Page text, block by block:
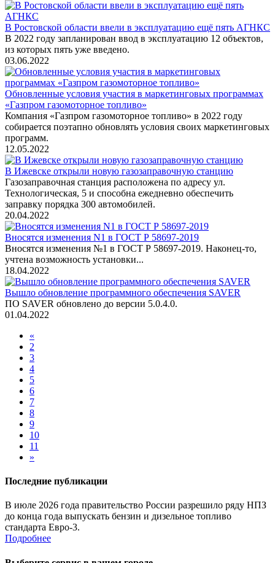
В Ростовской области ввели в эксплуатацию ещё пять АГНКС
В 2022 году запланирован ввод в эксплуатацию 12 объектов,
из которых пять уже введено.
03.06.2022
Обновленные условия участия в маркетинговых программах
«Газпром газомоторное топливо»
Компания «Газпром газомоторное топливо» в 2022 году
собирается поэтапно обновлять условия своих маркетинговых
программ.
12.05.2022
В Ижевске открыли новую газозаправочную станцию
Газозаправочная станция расположена по адресу ул.
Технологическая, 5 и способна ежедневно обеспечить
заправку порядка 300 автомобилей.
20.04.2022
Вносятся изменения N1 в ГОСТ Р 58697-2019
Вносятся изменения №1 в ГОСТ Р 58697-2019. Наконец-то,
учтена возможность установки...
18.04.2022
Вышло обновление программного обеспечения SAVER
ПО SAVER обновлено до версии 5.0.4.0.
01.04.2022
«
2
3
4
5
6
7
8
9
10
11
»
Последние публикации
В июле 2026 года правительство России разрешило ряду НПЗ
до конца года выпускать бензин и дизельное топливо
стандарта Евро-3.
Подробнее